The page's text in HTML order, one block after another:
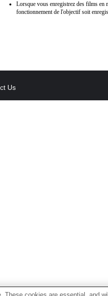
Lorsque vous enregistrez des films en
fonctionnement de l'objectif soit
Us